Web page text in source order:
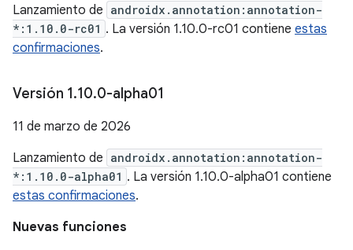
Lanzamiento de androidx.annotation:annotation-
*:1.10.0-rc01 . La versión 1.10.0-rc01 contiene estas
confirmaciones.
Versión 1.10.0-alpha01
11 de marzo de 2026
Lanzamiento de androidx.annotation:annotation-
*:1.10.0-alpha01 . La versión 1.10.0-alpha01 contiene
estas confirmaciones.
Nuevas funciones